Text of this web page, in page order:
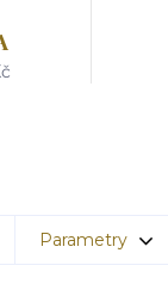
Parametry